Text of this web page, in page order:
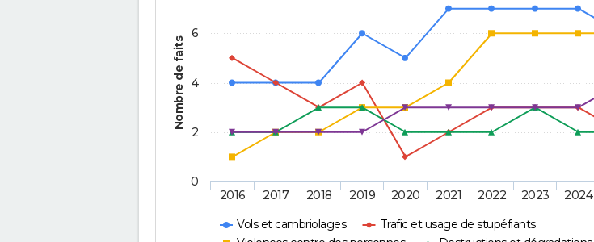
Nombre de faits
Vols et cambriolages
Trafic et usage de stupéfiants
2016 2017 2018 2019 2020 2021 2022 2023 2024
0
2
4
6